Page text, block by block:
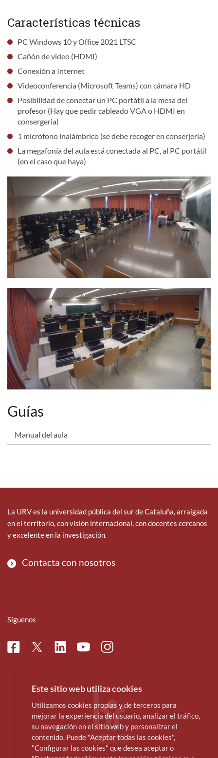
Características técnicas
PC Windows 10 y Office 2021 LTSC
Cañón de video (HDMI)
Conexión a Internet
Videoconferencia (Microsoft Teams) con cámara HD
Posibilidad de conectar un PC portátil a la mesa del
profesor (Hay que pedir cableado VGA o HDMI en
consergeria)
1 micrófono inalámbrico (se debe recoger en conserjería)
La megafonía del aula está conectada al PC, al PC portátil
(en el caso que haya)
Guías
Manual del aula
La URV es la universidad pública del sur de Cataluña, arraigada
en el territorio, con visión internacional, con docentes cercanos
y excelente en la investigación.
Contacta con nosotros
Síguenos
FacebookTwitterLinkedinYoutubeInstagram
Este sitio web utiliza cookies
Utilizamos cookies propias y de terceros para
mejorar la experiencia del usuario, analizar el tráfico,
su navegación en el sitio web y personalizar el
contenido. Puede "Aceptar todas las cookies",
"Configurar las cookies" que desea aceptar o